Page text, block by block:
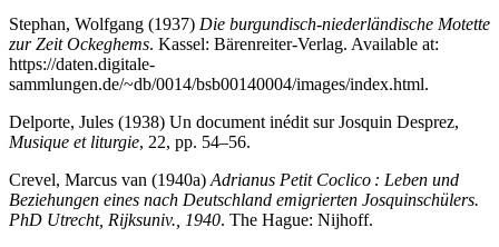
Stephan, Wolfgang (1937) Die burgundisch-niederländische Motette
zur Zeit Ockeghems. Kassel: Bärenreiter-Verlag. Available at:
https://daten.digitale-
sammlungen.de/~db/0014/bsb00140004/images/index.html.
Delporte, Jules (1938) Un document inédit sur Josquin Desprez,
Musique et liturgie, 22, pp. 54–56.
Crevel, Marcus van (1940a) Adrianus Petit Coclico : Leben und
Beziehungen eines nach Deutschland emigrierten Josquinschülers.
PhD Utrecht, Rijksuniv., 1940. The Hague: Nijhoff.